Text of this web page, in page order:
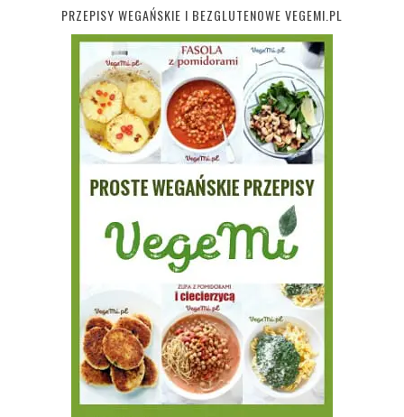
PRZEPISY WEGAŃSKIE I BEZGLUTENOWE VEGEMI.PL